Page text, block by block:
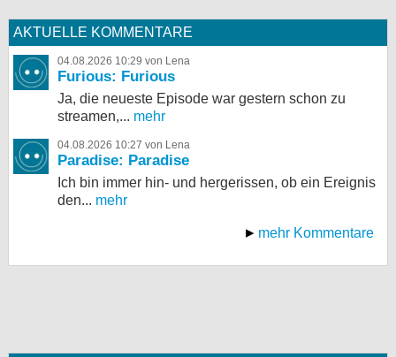
AKTUELLE KOMMENTARE
04.08.2026 10:29 von Lena
Furious: Furious
Ja, die neueste Episode war gestern schon zu
streamen,... mehr
04.08.2026 10:27 von Lena
Paradise: Paradise
Ich bin immer hin- und hergerissen, ob ein Ereignis
den... mehr
mehr Kommentare